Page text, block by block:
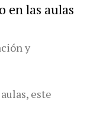
en las aulas
y
este